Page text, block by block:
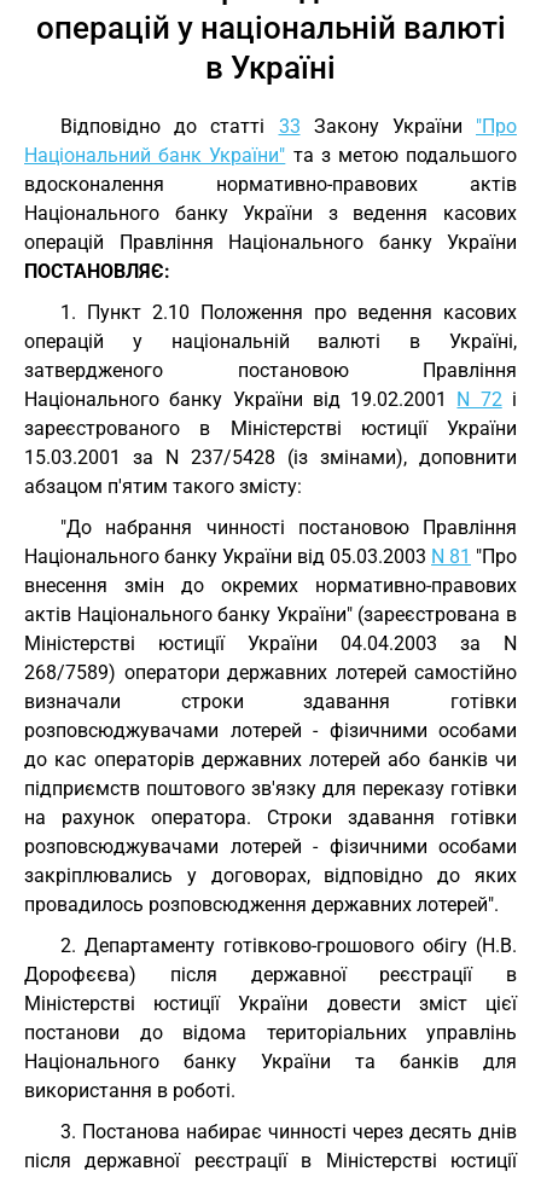
операцій у національній валюті
в Україні
Відповідно до статті 33 Закону України "Про
Національний банк України" та з метою подальшого
вдосконалення нормативно-правових актів
Національного банку України з ведення касових
операцій Правління Національного банку України
ПОСТАНОВЛЯЄ:
1. Пункт 2.10 Положення про ведення касових
операцій у національній валюті в Україні,
затвердженого постановою Правління
Національного банку України від 19.02.2001 N 72і
зареєстрованого в Міністерстві юстиції України
15.03.2001 за N 237/5428 (із змінами), доповнити
абзацом п'ятим такого змісту:
"До набрання чинності постановою Правління
Національного банку України від 05.03.2003 N 81 "Про
внесення змін до окремих нормативно-правових
актів Національного банку України" (зареєстрована в
Міністерстві юстиції України 04.04.2003 за N
268/7589) оператори державних лотерей самостійно
визначали строки здавання готівки
розповсюджувачами лотерей - фізичними особами
до кас операторів державних лотерей або банків чи
підприємств поштового зв'язку для переказу готівки
на рахунок оператора. Строки здавання готівки
розповсюджувачами лотерей - фізичними особами
закріплювались у договорах, відповідно до яких
провадилось розповсюдження державних лотерей".
2. Департаменту готівково-грошового обігу (Н.В.
Дорофєєва) після державної реєстрації в
Міністерстві юстиції України довести зміст цієї
постанови до відома територіальних управлінь
Національного банку України та банків для
використання в роботі.
3. Постанова набирає чинності через десять днів
після державної реєстрації в Міністерстві юстиції